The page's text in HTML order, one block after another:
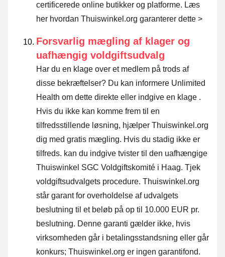
certificerede online butikker og platforme. Læs
her hvordan Thuiswinkel.org garanterer dette >
Forsvarlig mægling af klager og
uafhængig voldgiftsudvalg
Har du en klage over et medlem på trods af
disse bekræftelser? Du kan informere Unlimited
Health om dette direkte eller indgive en klage .
Hvis du ikke kan komme frem til en
tilfredsstillende løsning, hjælper Thuiswinkel.org
dig med gratis mægling. Hvis du stadig ikke er
tilfreds. kan du indgive tvister til den uafhængige
Thuiswinkel SGC Voldgiftskomité i Haag. Tjek
voldgiftsudvalgets procedure. Thuiswinkel.org
står garant for overholdelse af udvalgets
beslutning til et beløb på op til 10.000 EUR pr.
beslutning. Denne garanti gælder ikke, hvis
virksomheden går i betalingsstandsning eller går
konkurs; Thuiswinkel.org er ingen garantifond.